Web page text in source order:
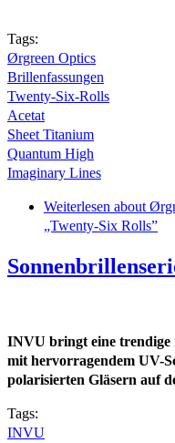
Tags:
Ørgreen Optics
Brillenfassungen
Twenty-Six-Rolls
Acetat
Sheet Titanium
Quantum High
Imaginary Lines
Weiterlesen about
„Twenty-Six Rolls”
INVU bringt eine trendige
mit hervorragendem UV-
polarisierten Gläsern auf
Tags:
INVU